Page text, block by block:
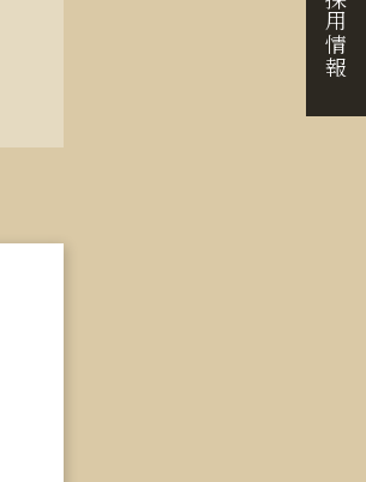
採用情報